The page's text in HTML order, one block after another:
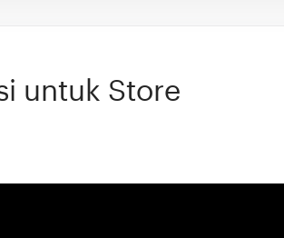
untuk Store